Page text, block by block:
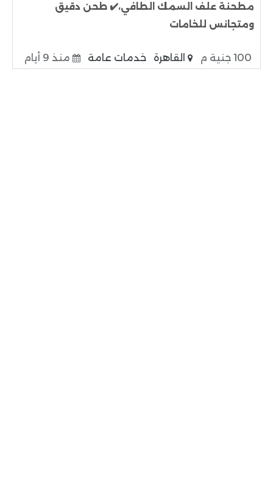
مطحنة علف السمك الطافي،✔️ طحن دقيق
ومتجانس للخامات
100 جنية م القاهرة خدمات عامة منذ 9 أيام